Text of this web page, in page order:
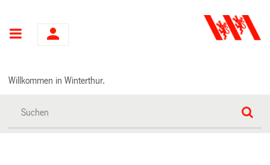
Hauptnavigation
Willkommen in Winterthur.